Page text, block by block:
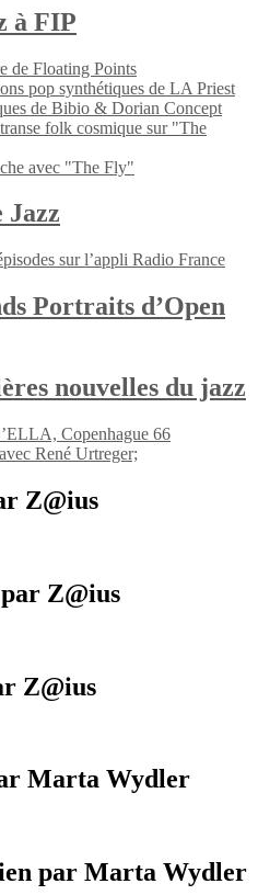
à FIP
de Floating Points
pop synthétiques de LA Priest
de Bibio & Dorian Concept
folk cosmique sur "The
avec "The Fly"
Jazz
sur l’appli Radio France
Portraits d’Open
nouvelles du jazz
Copenhague 66
René Urtreger;
Z@ius
Z@ius
Z@ius
Marta Wydler
par Marta Wydler